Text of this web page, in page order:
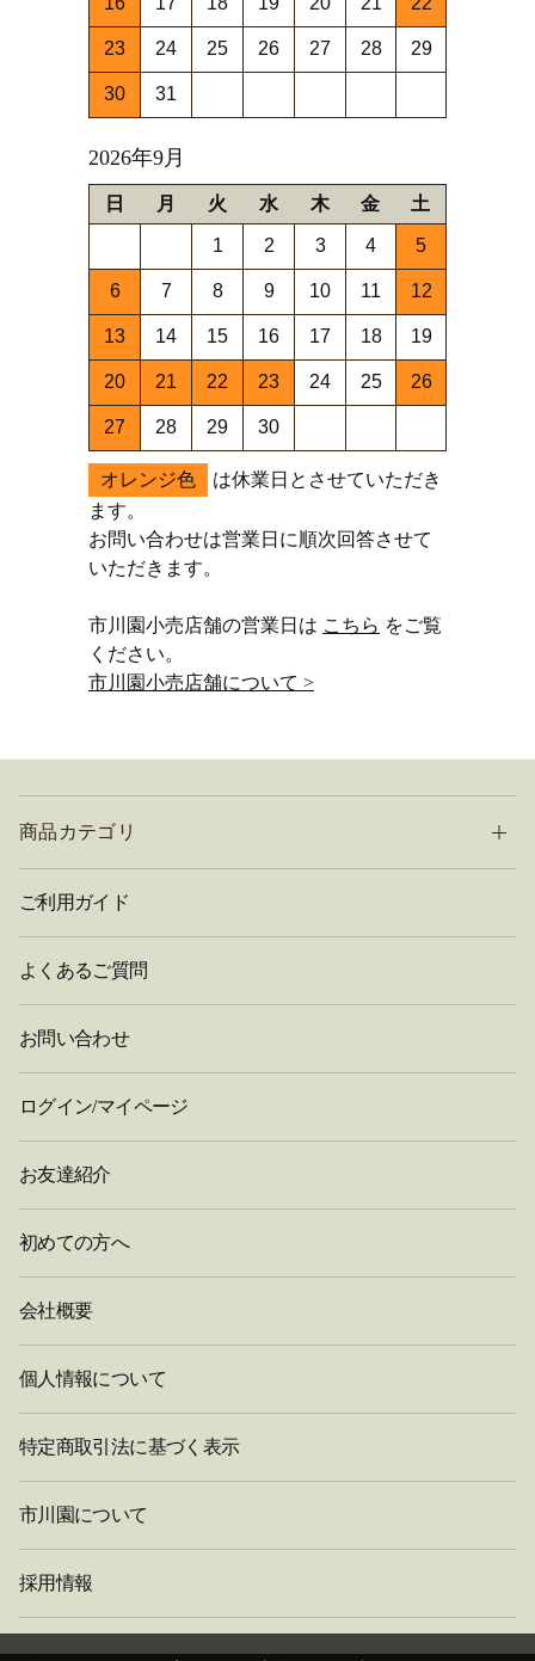
23 24 25 26 27 28 29
30 31
2026年9月
日 月 火 水 木 金 土
1 2 3 4 5
6 7 8 9 10 11 12
13 14 15 16 17 18 19
20 21 22 23 24 25 26
27 28 29 30
オレンジ色
は休業日とさせていただき
ます。
お問い合わせは営業日に順次回答させて
いただきます。
市川園小売店舗の営業日は こちら をご覧
ください。
市川園小売店舗について >
商品カテゴリ
ご利用ガイド
よくあるご質問
お問い合わせ
ログイン/マイページ
お友達紹介
初めての方へ
会社概要
個人情報について
特定商取引法に基づく表示
市川園について
採用情報
閉